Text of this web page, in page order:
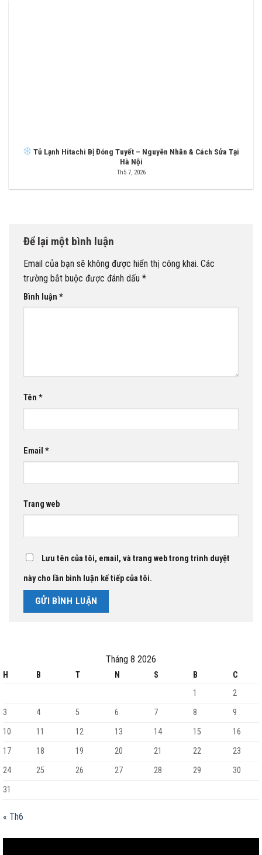
Tủ Lạnh Hitachi Bị Đóng Tuyết – Nguyên Nhân & Cách Sửa Tại
Hà Nội
Th5 7, 2026
Để lại một bình luận
Email của bạn sẽ không được hiển thị công khai. Các
trường bắt buộc được đánh dấu *
Bình luận *
Tên *
Email *
Trang web
Lưu tên của tôi, email, và trang web trong trình duyệt
này cho lần bình luận kế tiếp của tôi.
Tháng 8 2026
H B T N S B
C
1
2
3
4 5 6 7 8
9
10
11 12 13 14 15
16
17
18 19 20 21 22
23
24
25 26 27 28 29
30
31
« Th6